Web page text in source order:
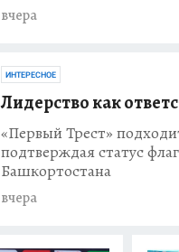
вчера
ИНТЕРЕСНОЕ
Лидерство как
«Первый Трест»
подтверждая статус
Башкортостана
вчера